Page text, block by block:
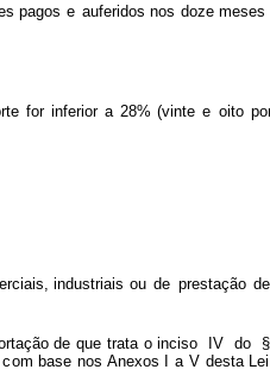
pagos e auferidos nos doze meses
for inferior a 28% (vinte e oito
industriais ou de prestação de
de que trata o inciso IV do
com base nos Anexos I a V desta Lei